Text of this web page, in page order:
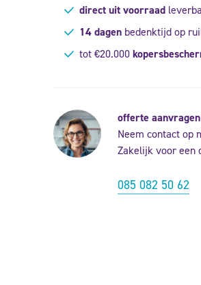
direct uit voorraad
14 dagenbedenktijd op
tot €20.000
offerte aanvragen
Neem contact op
Zakelijk voor een
085 082 50 62